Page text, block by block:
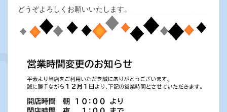
どうぞよろしくお願いいたします。